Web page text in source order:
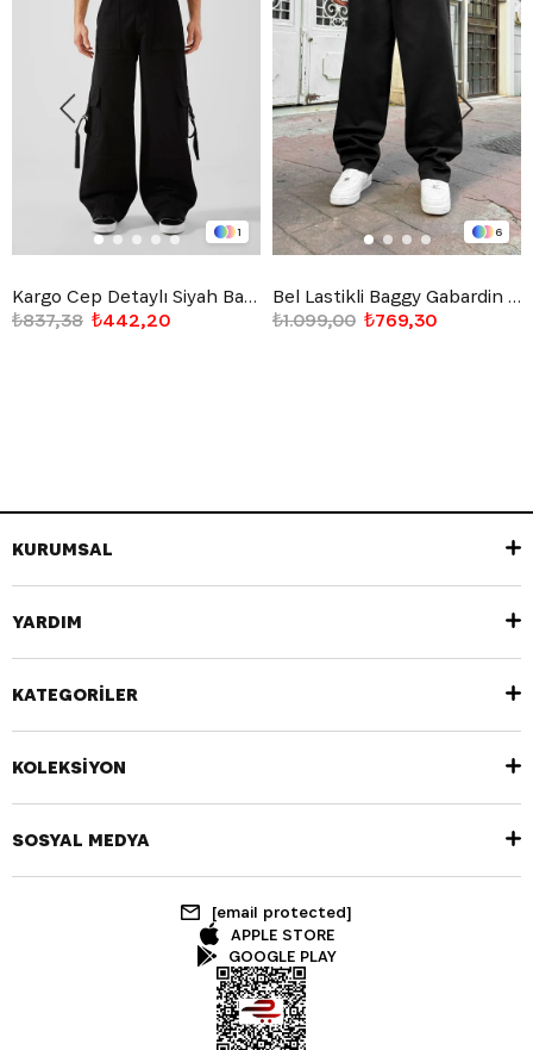
1
Kargo Cep Detaylı Siyah Baggy Jean
₺442,20
₺837,38
6
Bel Lastikli Baggy Gabardin Pantolon Siyah
₺769,30
₺1.099,00
KURUMSAL
YARDIM
KATEGORİLER
KOLEKSİYON
SOSYAL MEDYA
[email protected]
APPLE STORE
GOOGLE PLAY